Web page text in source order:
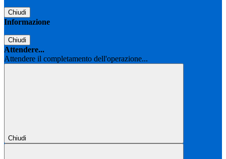
Chiudi
Informazione
Chiudi
Attendere...
Attendere il completamento dell'operazione...
Chiudi